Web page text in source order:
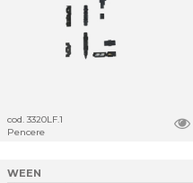
cod. 3320LF.1
Pencere
WEEN